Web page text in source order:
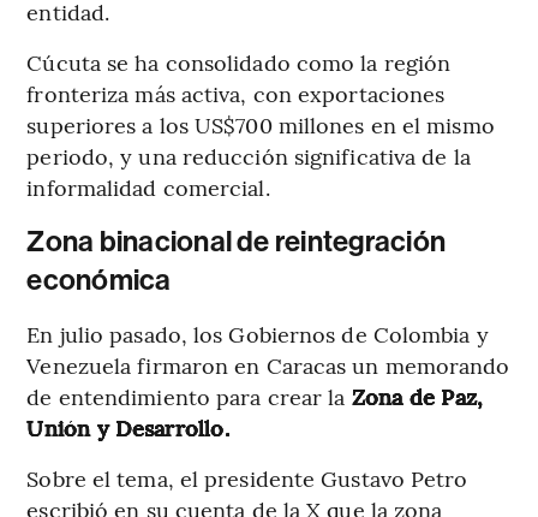
entidad.
Cúcuta se ha consolidado como la región
fronteriza más activa, con exportaciones
superiores a los US$700 millones en el mismo
periodo, y una reducción significativa de la
informalidad comercial.
Zona binacional de reintegración
económica
En julio pasado, los Gobiernos de Colombia y
Venezuela firmaron en Caracas un memorando
de entendimiento para crear la Zona de Paz,
Unión y Desarrollo.
Sobre el tema, el presidente Gustavo Petro
escribió en su cuenta de la X que la zona